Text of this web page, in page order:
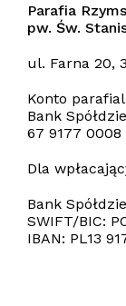
Parafia
pw. Św.
ul. Farna 20,
Konto
Bank
67 9177 0008
Dla
Bank
SWIFT/BIC:
IBAN: PL13